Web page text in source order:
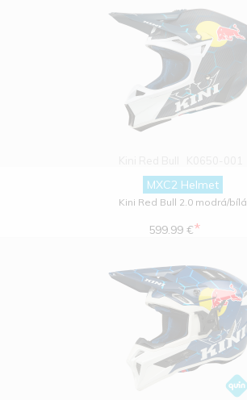
MXC2 Helmet
Kini Red Bull 2.0 modrá/bílá
599.99 €*